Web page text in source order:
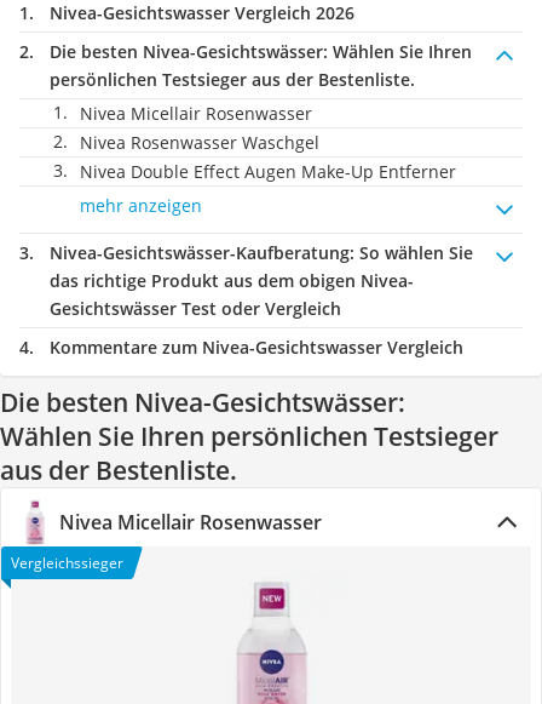
Nivea-Gesichtswasser Vergleich 2026
Die besten Nivea-Gesichtswässer: Wählen Sie Ihren
persönlichen Testsieger aus der Bestenliste.
Nivea Micellair Rosenwasser
Nivea Rosenwasser Waschgel
Nivea Double Effect Augen Make-Up Entferner
mehr anzeigen
Nivea-Gesichtswässer-Kaufberatung: So wählen Sie
das richtige Produkt aus dem obigen Nivea-
Gesichtswässer Test oder Vergleich
Kommentare zum Nivea-Gesichtswasser Vergleich
Die besten Nivea-Gesichtswässer:
Wählen Sie Ihren persönlichen Testsieger
aus der Bestenliste.
Nivea Micellair Rosenwasser
Vergleichssieger